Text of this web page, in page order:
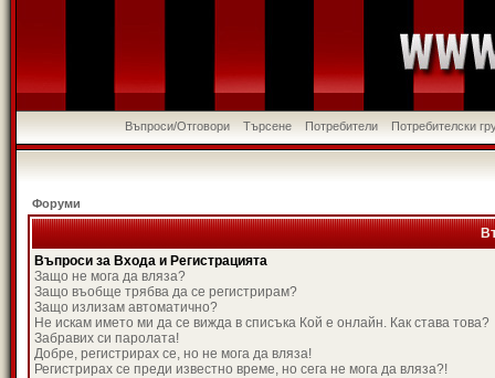
Въпроси/Отговори Търсене Потребители Потребителски
Форуми
Въпроси за Входа и Регистрацията
Защо не мога да вляза?
Защо въобще трябва да се регистрирам?
Защо излизам автоматично?
Не искам името ми да се вижда в списъка Кой е онлайн. Как става това?
Забравих си паролата!
Добре, регистрирах се, но не мога да вляза!
Регистрирах се преди известно време, но сега не мога да вляза?!